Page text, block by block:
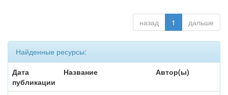
назад 1 дальше
Найденные ресурсы:
Дата
публикации
Название Автор(ы)